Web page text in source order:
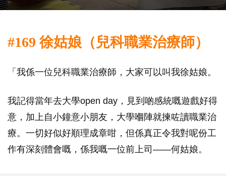
#169 徐姑娘（兒科職業治療師）
「我係一位兒科職業治療師，大家可以叫我徐姑娘。
我記得當年去大學open day，見到啲感統嘅遊戲好得
意，加上自小鐘意小朋友，大學嗰陣就揀咗讀職業治
療。一切好似好順理成章咁，但係真正令我對呢份工
作有深刻體會嘅，係我嘅一位前上司——何姑娘。